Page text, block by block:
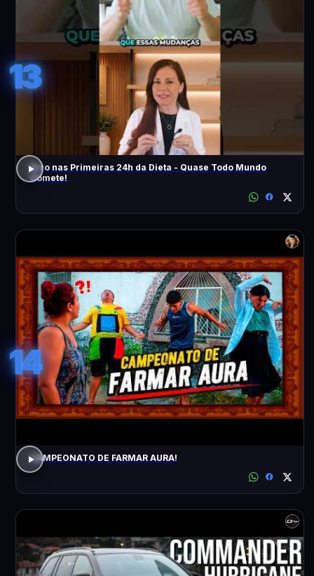
13
Erro nas Primeiras 24h da Dieta - Quase Todo Mundo
Comete!
14
CAMPEONATO DE FARMAR AURA!